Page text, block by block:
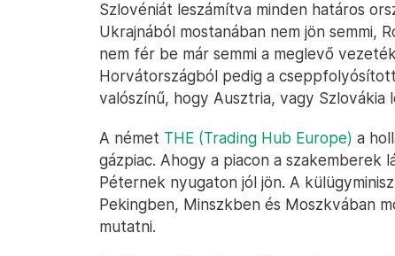
Szlovéniát leszámítva minden határos
Ukrajnából mostanában nem jön semmi,
nem fér be már semmi a meglevő
Horvátországból pedig a
valószínű, hogy Ausztria, vagy Szlovákia
A német THE (Trading Hub Europe) a
gázpiac. Ahogy a piacon a szakemberek
Péternek nyugaton jól jön. A
Pekingben, Minszkben és Moszkvában
mutatni.